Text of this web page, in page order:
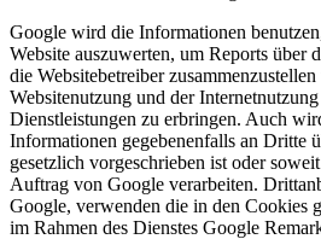
Google wird die Informationen
Website auszuwerten, um Reports über
die Websitebetreiber
Websitenutzung und der
Dienstleistungen zu erbringen. Auch
Informationen gegebenenfalls an Dritte
gesetzlich vorgeschrieben ist oder
Auftrag von Google verarbeiten.
Google, verwenden die in den Cookies
im Rahmen des Dienstes Google